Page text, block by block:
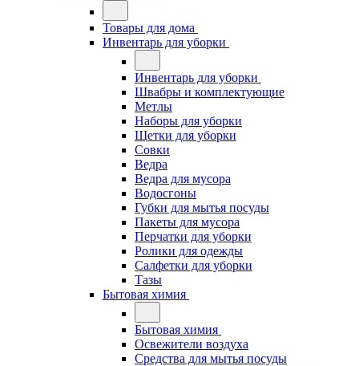
Товары для дома
Инвентарь для уборки
Инвентарь для уборки
Швабры и комплектующие
Метлы
Наборы для уборки
Щетки для уборки
Совки
Ведра
Ведра для мусора
Водосгоны
Губки для мытья посуды
Пакеты для мусора
Перчатки для уборки
Ролики для одежды
Салфетки для уборки
Тазы
Бытовая химия
Бытовая химия
Освежители воздуха
Средства для мытья посуды